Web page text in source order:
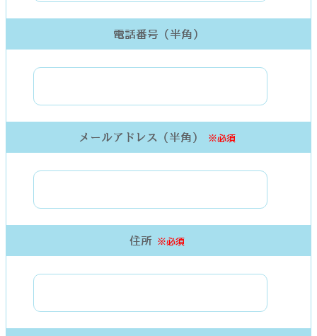
電話番号（半角）
メールアドレス（半角） ※必須
住所 ※必須